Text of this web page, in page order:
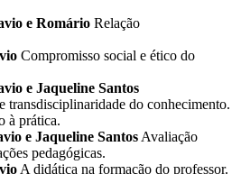
e Romário Relação
Compromisso social e ético do
e Jaqueline Santos
transdisciplinaridade do conhecimento.
à prática.
e Jaqueline Santos Avaliação
pedagógicas.
A didática na formação do professor.